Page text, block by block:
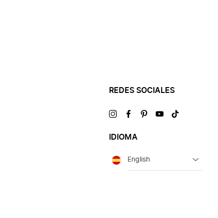
REDES SOCIALES
VisítanosVisítanosVisítanosVisítanosVisítanos
IDIOMA
Idioma